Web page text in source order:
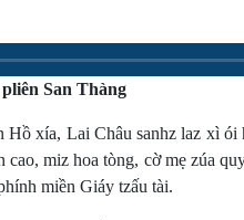
San Thàng
xía, Lai Châu sanhz laz xì ói
miz hoa tòng, cờ mẹ zúa
miền Giáy tzấu tài.